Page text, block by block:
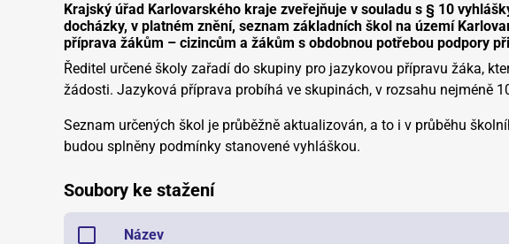
Krajský úřad Karlovarského kraje zveřejňuje v souladu s § 10
docházky, v platném znění, seznam základních škol na území
příprava žákům – cizincům a žákům s obdobnou potřebou podpory
Ředitel určené školy zařadí do skupiny pro jazykovou přípravu žáka,
žádosti. Jazyková příprava probíhá ve skupinách, v rozsahu nejméně
Seznam určených škol je průběžně aktualizován, a to i v průběhu
budou splněny podmínky stanovené vyhláškou.
Soubory ke stažení
Název